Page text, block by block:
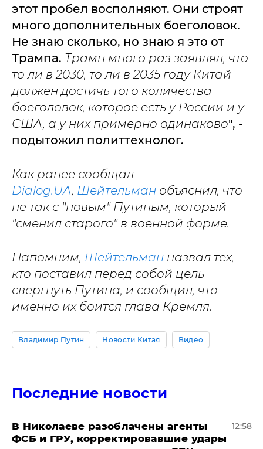
этот пробел восполняют. Они строят
много дополнительных боеголовок.
Не знаю сколько, но знаю я это от
Трампа. Трамп много раз заявлял, что
то ли в 2030, то ли в 2035 году Китай
должен достичь того количества
боеголовок, которое есть у России и у
США, а у них примерно одинаково", -
подытожил политтехнолог.
Как ранее сообщал
Dialog.UA, Шейтельман объяснил, что
не так с "новым" Путиным, который
"сменил старого" в военной форме.
Напомним, Шейтельман назвал тех,
кто поставил перед собой цель
свергнуть Путина, и сообщил, что
именно их боится глава Кремля.
Владимир Путин Новости Китая Видео
Последние новости
В Николаеве разоблачены агенты
ФСБ и ГРУ, корректировавшие удары
12:58